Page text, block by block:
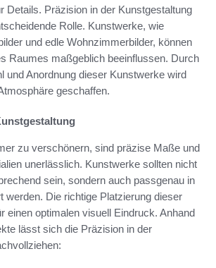
Details. Präzision in der Kunstgestaltung
Rolle. Kunstwerke, wie
und edle Wohnzimmerbilder, können
Raumes maßgeblich beeinflussen. Durch
und Anordnung dieser Kunstwerke wird
geschaffen.
zu verschönern, sind präzise Maße und
unerlässlich. Kunstwerke sollten nicht
sein, sondern auch passgenau in
werden. Die richtige Platzierung dieser
einen optimalen visuell Eindruck. Anhand
lässt sich die Präzision in der